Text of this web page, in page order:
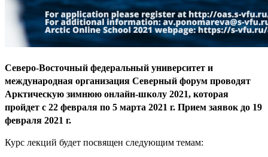
Северо-Восточный федеральный университет и
международная организация Северный форум проводят
Арктическую зимнюю онлайн-школу 2021, которая
пройдет с 22 февраля по 5 марта 2021 г. Прием заявок до 19
февраля 2021 г.
Курс лекций будет посвящен следующим темам: